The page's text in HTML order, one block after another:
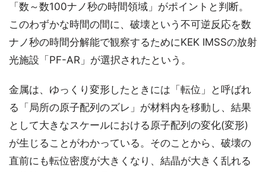
「数～数100ナノ秒の時間領域」がポイントと判断。
このわずかな時間の間に、破壊という不可逆反応を数
ナノ秒の時間分解能で観察するためにKEK IMSSの放射
光施設「PF-AR」が選択されたという。
金属は、ゆっくり変形したときには「転位」と呼ばれ
る「局所の原子配列のズレ」が材料内を移動し、結果
として大きなスケールにおける原子配列の変化(変形)
が生じることがわかっている。そのことから、破壊の
直前にも転位密度が大きくなり、結晶が大きく乱れる